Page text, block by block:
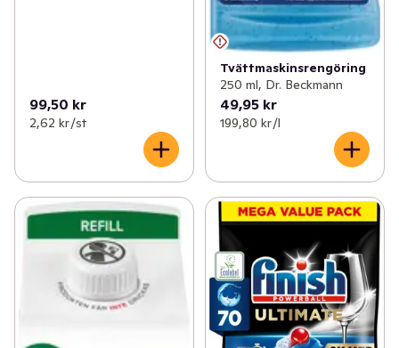
99,50 kr
2,62 kr /st
Tvättmaskinsrengöring
250 ml, Dr. Beckmann
49,95 kr
199,80 kr /l